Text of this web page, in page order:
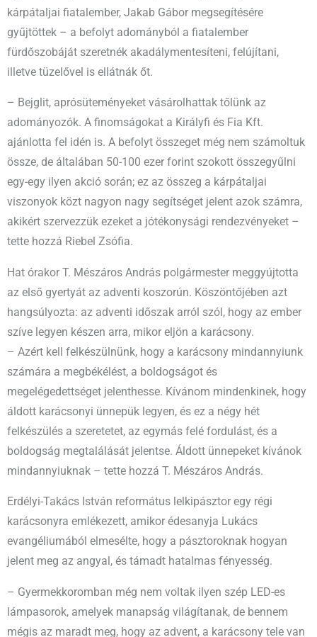
kárpátaljai fiatalember, Jakab Gábor megsegítésére
gyűjtöttek – a befolyt adományból a fiatalember
fürdőszobáját szeretnék akadálymentesíteni, felújítani,
illetve tüzelővel is ellátnák őt.
– Bejglit, aprósüteményeket vásárolhattak tőlünk az
adományozók. A finomságokat a Királyfi és Fia Kft.
ajánlotta fel idén is. A befolyt összeget még nem számoltuk
össze, de általában 50-100 ezer forint szokott összegyűlni
egy-egy ilyen akció során; ez az összeg a kárpátaljai
viszonyok közt nagyon nagy segítséget jelent azok számra,
akikért szervezzük ezeket a jótékonysági rendezvényeket –
tette hozzá Riebel Zsófia.
Hat órakor T. Mészáros András polgármester meggyújtotta
az első gyertyát az adventi koszorún. Köszöntőjében azt
hangsúlyozta: az adventi időszak arról szól, hogy az ember
szíve legyen készen arra, mikor eljön a karácsony.
– Azért kell felkészülnünk, hogy a karácsony mindannyiunk
számára a megbékélést, a boldogságot és
megelégedettséget jelenthesse. Kívánom mindenkinek, hogy
áldott karácsonyi ünnepük legyen, és ez a négy hét
felkészülés a szeretetet, az egymás felé fordulást, és a
boldogság megtalálását jelentse. Áldott ünnepeket kívánok
mindannyiuknak – tette hozzá T. Mészáros András.
Erdélyi-Takács István református lelkipásztor egy régi
karácsonyra emlékezett, amikor édesanyja Lukács
evangéliumából elmesélte, hogy a pásztoroknak hogyan
jelent meg az angyal, és támadt hatalmas fényesség.
– Gyermekkoromban még nem voltak ilyen szép LED-es
lámpasorok, amelyek manapság világítanak, de bennem
mégis az maradt meg, hogy az advent, a karácsony tele van